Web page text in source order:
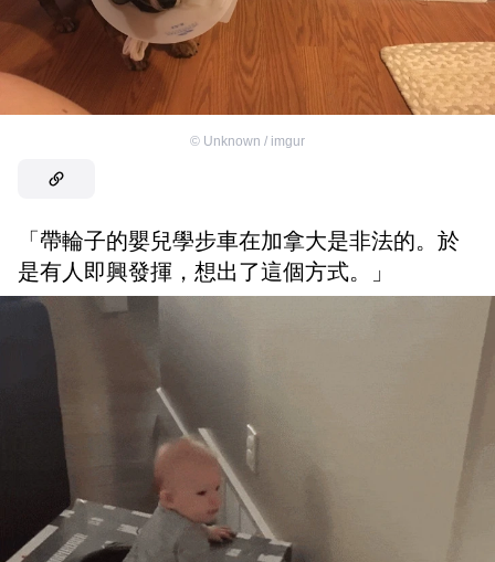
© Unknown / imgur
「帶輪子的嬰兒學步車在加拿大是非法的。於
是有人即興發揮，想出了這個方式。」